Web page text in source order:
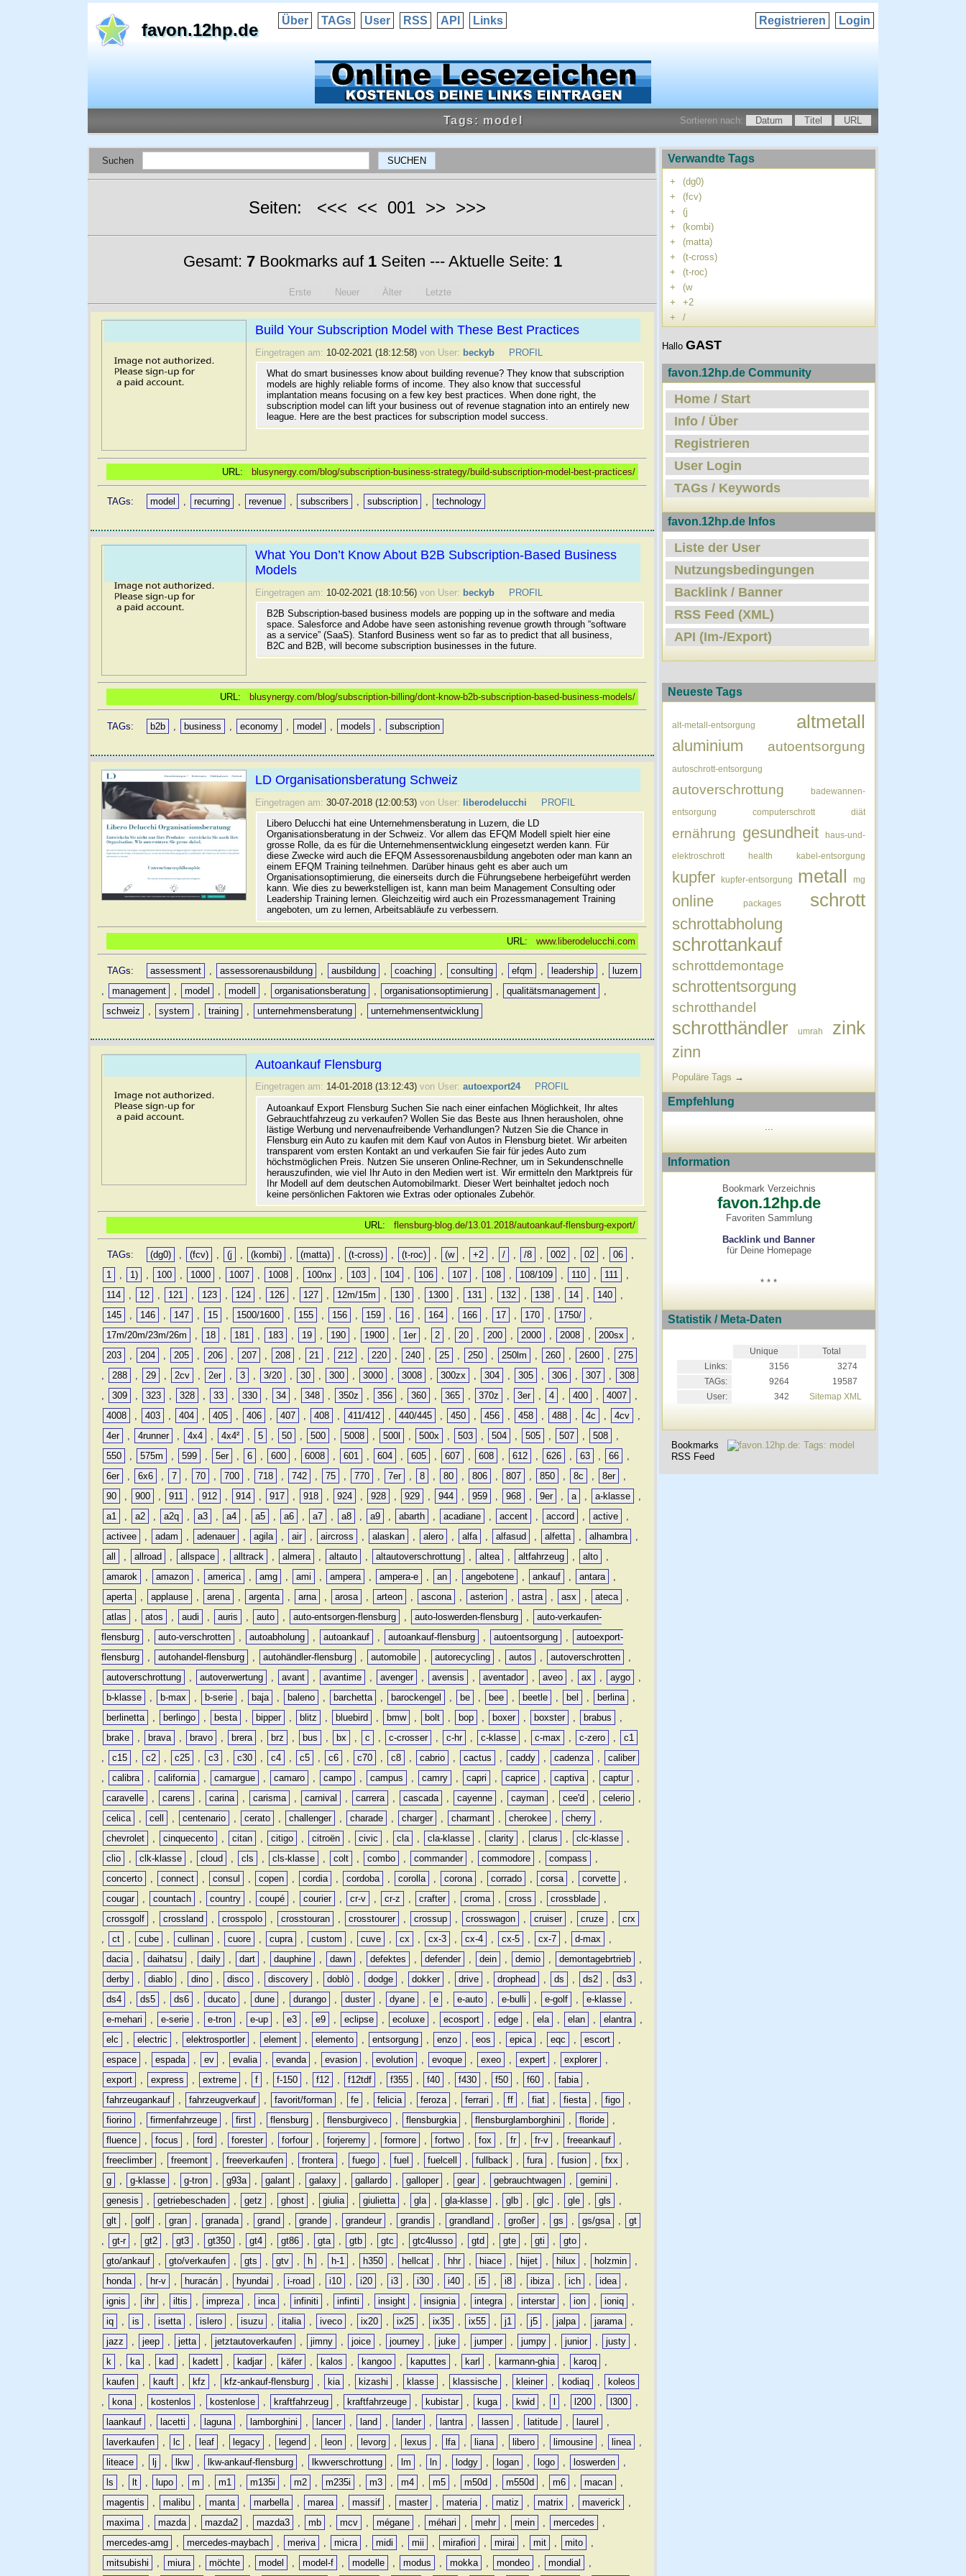
favon.12hp.de Über TAGs User RSS API Links Login
Registrieren
Tags: model Sortieren nach: Datum Titel URL
Suchen
Seiten: <<< << 001 >> >>>
Gesamt: 7Bookmarks auf 1Seiten --- Aktuelle Seite: 1
Erste Neuer Älter Letzte
Build Your Subscription Model with These Best Practices
Eingetragen am: 10-02-2021 (18:12:58) von User: beckyb
PROFIL
What do smart businesses know about building revenue? They know that subscription
models are highly reliable forms of income. They also know that successful
implantation means focusing on a few key best practices. When done right, the
subscription model can lift your business out of revenue stagnation into an entirely new
league. Here are the best practices for subscription model success.
URL: blusynergy.com/blog/subscription-business-strategy/build-subscription-model-best-practices/
TAGs: model , recurring , revenue , subscribers , subscription , technology
What You Don’t Know About B2B Subscription-Based Business
Models
Eingetragen am: 10-02-2021 (18:10:56) von User: beckyb
PROFIL
B2B Subscription-based business models are popping up in the software and media
space. Salesforce and Adobe have seen astonishing revenue growth through “software
as a service” (SaaS). Stanford Business went so far as to predict that all business,
B2C and B2B, will become subscription businesses in the future.
URL: blusynergy.com/blog/subscription-billing/dont-know-b2b-subscription-based-business-models/
TAGs: b2b , business , economy , model , models , subscription
LD Organisationsberatung Schweiz
Eingetragen am: 30-07-2018 (12:00:53) von User: liberodelucchi
PROFIL
Libero Delucchi hat eine Unternehmensberatung in Luzern, die LD
Organisationsberatung in der Schweiz. Vor allem das EFQM Modell spielt hier eine
grosse Rolle, da es für die Unternehmensentwicklung eingesetzt werden kann. Für
diese Zwecke wird auch die EFQM Assessorenausbildung angeboten oder man kann an
einem EFQM Training teilnehmen. Darüber hinaus geht es aber auch um
Organisationsoptimierung, die einerseits durch die Führungsebene herbeigeführt werden
kann. Wie dies zu bewerkstelligen ist, kann man beim Management Consulting oder
Leadership Training lernen. Gleichzeitig wird auch ein Prozessmanagement Training
angeboten, um zu lernen, Arbeitsabläufe zu verbessern.
URL: www.liberodelucchi.com
TAGs: assessment assessorenausbildung ausbildung coaching consulting efqm leadership
luzern
management model modell organisationsberatung organisationsoptimierung qualitätsmanagement
schweiz
system training unternehmensberatung unternehmensentwicklung
Autoankauf Flensburg
Eingetragen am: 14-01-2018 (13:12:43) von User: autoexport24
PROFIL
Autoankauf Export Flensburg Suchen Sie nach einer einfachen Möglichkeit, Ihr altes
Gebrauchtfahrzeug zu verkaufen? Wollen Sie das Beste aus Ihnen herausholen, ohne
lästige Werbung und nervenaufreibende Verhandlungen? Nutzen Sie die Chance in
Flensburg ein Auto zu kaufen mit dem Kauf von Autos in Flensburg bietet. Wir arbeiten
transparent vom ersten Kontakt an und verkaufen Sie fair für jedes Auto zum
höchstmöglichen Preis. Nutzen Sie unseren Online-Rechner, um in Sekundenschnelle
herauszufinden, wie viel Ihr Auto in den Medien wert ist. Wir ermitteln den Marktpreis für
Ihr Modell auf dem deutschen Automobilmarkt. Dieser Wert beinhaltet jedoch noch
keine persönlichen Faktoren wie Extras oder optionales Zubehör.
URL: flensburg-blog.de/13.01.2018/autoankauf-flensburg-export/
TAGs: (dg0) , (fcv) , (j , (kombi) , (matta) , (t-cross) , (t-roc) , (w , +2 , / , /8 , 002 , 02 , 06
,
1
, 1) , 100 , 1000 , 1007 , 1008 , 100nx , 103 , 104 , 106 , 107 , 108 , 108/109 , 110 , 111
,
114
, 12 , 121 , 123 , 124 , 126 , 127 , 12m/15m , 130 , 1300 , 131 , 132 , 138 , 14 , 140
,
145
, 146 , 147 , 15 , 1500/1600 , 155 , 156 , 159 , 16 , 164 , 166 , 17 , 170 , 1750/
,
17m/20m/23m/26m
, 18 , 181 , 183 , 19 , 190 , 1900 , 1er , 2 , 20 , 200 , 2000 , 2008 , 200sx
,
203
, 204 , 205 , 206 , 207 , 208 , 21 , 212 , 220 , 240 , 25 , 250 , 250lm , 260 , 2600 ,
275
,
288 , 29 , 2cv , 2er , 3 , 3/20 , 30 , 300 , 3000 , 3008 , 300zx , 304 , 305 , 306 , 307 ,
308
,
309 , 323 , 328 , 33 , 330 , 34 , 348 , 350z , 356 , 360 , 365 , 370z , 3er , 4 , 400 , 4007
,
4008
, 403 , 404 , 405 , 406 , 407 , 408 , 411/412 , 440/445 , 450 , 456 , 458 , 488 , 4c , 4cv
,
4er
, 4runner , 4x4 , 4x4² , 5 , 50 , 500 , 5008 , 500l , 500x , 503 , 504 , 505 , 507 , 508
,
550
, 575m , 599 , 5er , 6 , 600 , 6008 , 601 , 604 , 605 , 607 , 608 , 612 , 626 , 63 , 66
,
6er
, 6x6 , 7 , 70 , 700 , 718 , 742 , 75 , 770 , 7er , 8 , 80 , 806 , 807 , 850 , 8c , 8er
,
90
, 900 , 911 , 912 , 914 , 917 , 918 , 924 , 928 , 929 , 944 , 959 , 968 , 9er , a , a-klasse
,
a1
, a2 , a2q , a3 , a4 , a5 , a6 , a7 , a8 , a9 , abarth , acadiane , accent , accord , active
,
activee
, adam , adenauer , agila , air , aircross , alaskan , alero , alfa , alfasud , alfetta , alhambra
,
all
, allroad , allspace , alltrack , almera , altauto , altautoverschrottung , altea , altfahrzeug , alto
,
amarok
, amazon , america , amg , ami , ampera , ampera-e , an , angebotene , ankauf , antara
,
aperta
, applause , arena , argenta , arna , arosa , arteon , ascona , asterion , astra , asx , ateca
,
atlas
, atos , audi , auris , auto , auto-entsorgen-flensburg , auto-loswerden-flensburg ,
auto-verkaufen-
flensburg
, auto-verschrotten , autoabholung , autoankauf , autoankauf-flensburg , autoentsorgung ,
autoexport-
flensburg
, autohandel-flensburg , autohändler-flensburg , automobile , autorecycling , autos , autoverschrotten
,
autoverschrottung
, autoverwertung , avant , avantime , avenger , avensis , aventador , aveo , ax , aygo
,
b-klasse
, b-max , b-serie , baja , baleno , barchetta , barockengel , be , bee , beetle , bel , berlina
,
berlinetta
, berlingo , besta , bipper , blitz , bluebird , bmw , bolt , bop , boxer , boxster , brabus
,
brake
, brava , bravo , brera , brz , bus , bx , c , c-crosser , c-hr , c-klasse , c-max , c-zero ,
c1
,
c15 , c2 , c25 , c3 , c30 , c4 , c5 , c6 , c70 , c8 , cabrio , cactus , caddy , cadenza ,
caliber
,
calibra , california , camargue , camaro , campo , campus , camry , capri , caprice , captiva , captur
,
caravelle
, carens , carina , carisma , carnival , carrera , cascada , cayenne , cayman , cee'd , celerio
,
celica
, cell , centenario , cerato , challenger , charade , charger , charmant , cherokee , cherry
,
chevrolet
, cinquecento , citan , citigo , citroën , civic , cla , cla-klasse , clarity , clarus , clc-klasse
,
clio
, clk-klasse , cloud , cls , cls-klasse , colt , combo , commander , commodore , compass
,
concerto
, connect , consul , copen , cordia , cordoba , corolla , corona , corrado , corsa , corvette
,
cougar
, countach , country , coupé , courier , cr-v , cr-z , crafter , croma , cross , crossblade
,
crossgolf
, crossland , crosspolo , crosstouran , crosstourer , crossup , crosswagon , cruiser , cruze ,
crx
,
ct , cube , cullinan , cuore , cupra , custom , cuve , cx , cx-3 , cx-4 , cx-5 , cx-7 , d-max
,
dacia
, daihatsu , daily , dart , dauphine , dawn , defektes , defender , dein , demio , demontagebrtrieb
,
derby
, diablo , dino , disco , discovery , doblò , dodge , dokker , drive , drophead , ds , ds2 , ds3
,
ds4
, ds5 , ds6 , ducato , dune , durango , duster , dyane , e , e-auto , e-bulli , e-golf , e-klasse
,
e-mehari
, e-serie , e-tron , e-up , e3 , e9 , eclipse , ecoluxe , ecosport , edge , ela , elan , elantra
,
elc
, electric , elektrosportler , element , elemento , entsorgung , enzo , eos , epica , eqc , escort
,
espace
, espada , ev , evalia , evanda , evasion , evolution , evoque , exeo , expert , explorer
,
export
, express , extreme , f , f-150 , f12 , f12tdf , f355 , f40 , f430 , f50 , f60 , fabia
,
fahrzeugankauf
, fahrzeugverkauf , favorit/forman , fe , felicia , feroza , ferrari , ff , fiat , fiesta , figo
,
fiorino
, firmenfahrzeuge , first , flensburg , flensburgiveco , flensburgkia , flensburglamborghini , floride
,
fluence
, focus , ford , forester , forfour , forjeremy , formore , fortwo , fox , fr , fr-v , freeankauf
,
freeclimber
, freemont , freeverkaufen , frontera , fuego , fuel , fuelcell , fullback , fura , fusion , fxx
,
g
, g-klasse , g-tron , g93a , galant , galaxy , gallardo , galloper , gear , gebrauchtwagen , gemini
,
genesis
, getriebeschaden , getz , ghost , giulia , giulietta , gla , gla-klasse , glb , glc , gle , gls
,
glt
, golf , gran , granada , grand , grande , grandeur , grandis , grandland , großer , gs , gs/gsa ,
gt
,
gt-r , gt2 , gt3 , gt350 , gt4 , gt86 , gta , gtb , gtc , gtc4lusso , gtd , gte , gti , gto
,
gto/ankauf
, gto/verkaufen , gts , gtv , h , h-1 , h350 , hellcat , hhr , hiace , hijet , hilux , holzmin
,
honda
, hr-v , huracán , hyundai , i-road , i10 , i20 , i3 , i30 , i40 , i5 , i8 , ibiza , ich , idea
,
ignis
, ihr , iltis , impreza , inca , infiniti , infinti , insight , insignia , integra , interstar , ion , ioniq
,
iq
, is , isetta , islero , isuzu , italia , iveco , ix20 , ix25 , ix35 , ix55 , j1 , j5 , jalpa , jarama
,
jazz
, jeep , jetta , jetztautoverkaufen , jimny , joice , journey , juke , jumper , jumpy , junior , justy
,
k
, ka , kad , kadett , kadjar , käfer , kalos , kangoo , kaputtes , karl , karmann-ghia , karoq
,
kaufen
, kauft , kfz , kfz-ankauf-flensburg , kia , kizashi , klasse , klassische , kleiner , kodiaq ,
koleos
,
kona , kostenlos , kostenlose , kraftfahrzeug , kraftfahrzeuge , kubistar , kuga , kwid , , l200 , l300
,
laankauf
, lacetti , laguna , lamborghini , lancer , land , lander , lantra , lassen , latitude , laurel
,
laverkaufen
, lc , leaf , legacy , legend , leon , levorg , lexus , lfa , liana , libero , limousine , linea
,
liteace
, lj , lkw , lkw-ankauf-flensburg , lkwverschrottung , lm , ln , lodgy , logan , logo , loswerden
,
ls
, lt , lupo , m , m1 , m135i , m2 , m235i , m3 , m4 , m5 , m50d , m550d , m6 , macan
,
magentis
, malibu , manta , marbella , marea , massif , master , materia , matiz , matrix , maverick
,
maxima
, mazda , mazda2 , mazda3 , mb , mcv , mégane , méhari , mehr , mein , mercedes
,
mercedes-amg
, mercedes-maybach , meriva , micra , midi , mii , mirafiori , mirai , mit , mito
,
mitsubishi
, miura , möchte , model , model-f , modelle , modus , mokka , mondeo , mondial ,
Verwandte Tags
+
(dg0)
+
(fcv)
+
(j
+
(kombi)
+
(matta)
+
(t-cross)
+
(t-roc)
+
(w
+
+2
+
/
Hallo GAST
favon.12hp.de Community
Home / Start
Info / Über
Registrieren
User Login
TAGs / Keywords
favon.12hp.de Infos
Liste der User
Nutzungsbedingungen
Backlink / Banner
RSS Feed (XML)
API (Im-/Export)
Neueste Tags
alt-metall-entsorgung altmetall
aluminium autoentsorgung
autoschrott-entsorgung
autoverschrottung badewannen-
entsorgung computerschrott diät
ernährung gesundheit haus-und-
elektroschrott health kabel-entsorgung
kupfer kupfer-entsorgung metall mg
online packages schrott
schrottabholung
schrottankauf
schrottdemontage
schrottentsorgung
schrotthandel
schrotthändler umrah zink
zinn
Populäre Tags →
Empfehlung
Information
Bookmark Verzeichnis
favon.12hp.de
Favoriten Sammlung
Backlink und Banner
für Deine Homepage
* * *
Statistik / Meta-Daten
Unique
Total
Links:
3156
3274
TAGs:
9264
19587
User:
342 Sitemap XML
Bookmarks
RSS Feed